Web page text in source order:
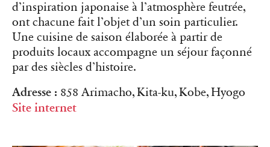
d’inspiration japonaise à l’atmosphère feutrée,
ont chacune fait l’objet d’un soin particulier.
Une cuisine de saison élaborée à partir de
produits locaux accompagne un séjour façonné
par des siècles d’histoire.
Adresse : 858 Arimacho, Kita-ku, Kobe, Hyogo
Site internet